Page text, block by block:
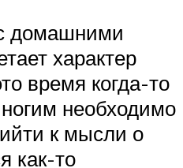
домашними
характер
время когда-то
необходимо
к мысли о
как-то